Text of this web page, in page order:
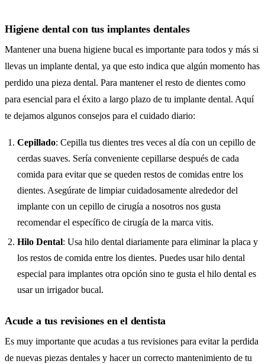
Higiene dental con tus implantes dentales
Mantener una buena higiene bucal es importante para todos y más si
llevas un implante dental, ya que esto indica que algún momento has
perdido una pieza dental. Para mantener el resto de dientes como
para esencial para el éxito a largo plazo de tu implante dental. Aquí
te dejamos algunos consejos para el cuidado diario:
Cepillado: Cepilla tus dientes tres veces al día con un cepillo de
cerdas suaves. Sería conveniente cepillarse después de cada
comida para evitar que se queden restos de comidas entre los
dientes. Asegúrate de limpiar cuidadosamente alrededor del
implante con un cepillo de cirugía a nosotros nos gusta
recomendar el específico de cirugía de la marca vitis.
Hilo Dental: Usa hilo dental diariamente para eliminar la placa y
los restos de comida entre los dientes. Puedes usar hilo dental
especial para implantes otra opción sino te gusta el hilo dental es
usar un irrigador bucal.
Acude a tus revisiones en el dentista
Es muy importante que acudas a tus revisiones para evitar la perdida
de nuevas piezas dentales y hacer un correcto mantenimiento de tu